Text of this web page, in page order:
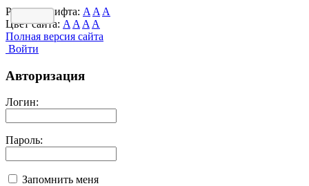
Размер шрифта: A A A
Цвет сайта: A A A A
Полная версия сайта
Войти
Авторизация
Логин:
Пароль:
Запомнить меня